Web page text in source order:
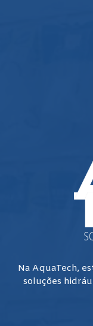
Na AquaTech,
soluções